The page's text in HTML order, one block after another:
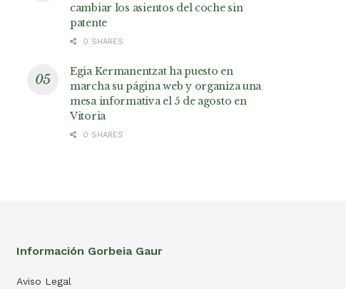
cambiar los asientos del coche sin
patente
0 SHARES
Egia Kermanentzat ha puesto en
marcha su página web y organiza una
mesa informativa el 5 de agosto en
Vitoria
0 SHARES
Información Gorbeia Gaur
Aviso Legal